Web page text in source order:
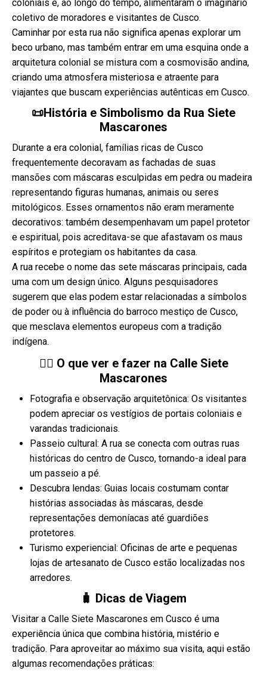
coloniais e, ao longo do tempo, alimentaram o imaginário
coletivo de moradores e visitantes de Cusco.
Caminhar por esta rua não significa apenas explorar um
beco urbano, mas também entrar em uma esquina onde a
arquitetura colonial se mistura com a cosmovisão andina,
criando uma atmosfera misteriosa e atraente para
viajantes que buscam experiências autênticas em Cusco.
📜História e Simbolismo da Rua Siete
Mascarones
Durante a era colonial, famílias ricas de Cusco
frequentemente decoravam as fachadas de suas
mansões com máscaras esculpidas em pedra ou madeira
representando figuras humanas, animais ou seres
mitológicos. Esses ornamentos não eram meramente
decorativos: também desempenhavam um papel protetor
e espiritual, pois acreditava-se que afastavam os maus
espíritos e protegiam os habitantes da casa.
A rua recebe o nome das sete máscaras principais, cada
uma com um design único. Alguns pesquisadores
sugerem que elas podem estar relacionadas a símbolos
de poder ou à influência do barroco mestiço de Cusco,
que mesclava elementos europeus com a tradição
indígena.
🚶‍♂️ O que ver e fazer na Calle Siete
Mascarones
Fotografia e observação arquitetônica: Os visitantes
podem apreciar os vestígios de portais coloniais e
varandas tradicionais.
Passeio cultural: A rua se conecta com outras ruas
históricas do centro de Cusco, tornando-a ideal para
um passeio a pé.
Descubra lendas: Guias locais costumam contar
histórias associadas às máscaras, desde
representações demoníacas até guardiões
protetores.
Turismo experiencial: Oficinas de arte e pequenas
lojas de artesanato de Cusco estão localizadas nos
arredores.
🧳 Dicas de Viagem
Visitar a Calle Siete Mascarones em Cusco é uma
experiência única que combina história, mistério e
tradição. Para aproveitar ao máximo sua visita, aqui estão
algumas recomendações práticas: